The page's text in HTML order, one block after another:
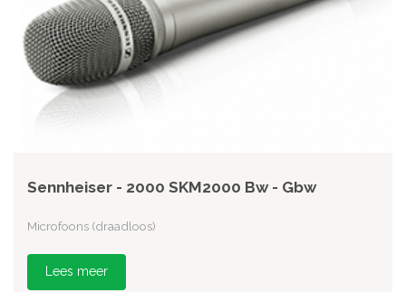
Sennheiser - 2000 SKM2000 Bw - Gbw
Microfoons (draadloos)
Lees meer